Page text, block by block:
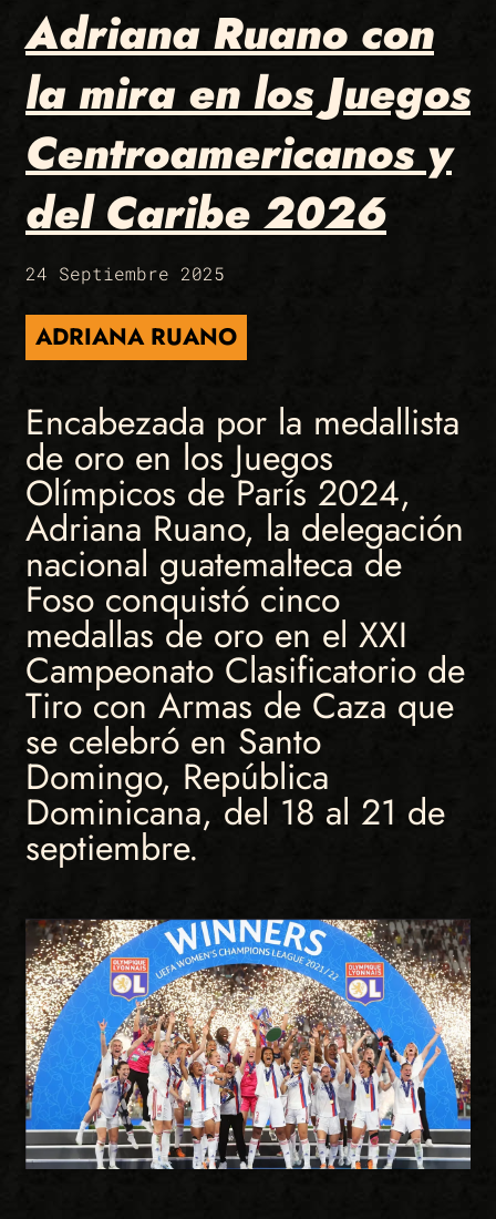
Adriana Ruano con
la mira en los Juegos
Centroamericanos y
del Caribe 2026
24 Septiembre 2025
ADRIANA RUANO
Encabezada por la medallista
de oro en los Juegos
Olímpicos de París 2024,
Adriana Ruano, la delegación
nacional guatemalteca de
Foso conquistó cinco
medallas de oro en el XXI
Campeonato Clasificatorio de
Tiro con Armas de Caza que
se celebró en Santo
Domingo, República
Dominicana, del 18 al 21 de
septiembre.